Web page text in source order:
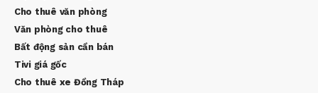
Cho thuê văn phòng
Văn phòng cho thuê
Bất động sản cần bán
Tivi giá gốc
Cho thuê xe Đồng Tháp